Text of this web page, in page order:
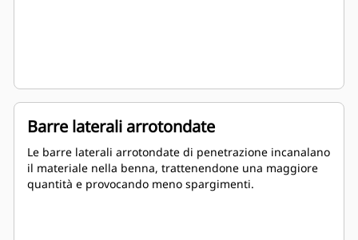
Barre laterali arrotondate
Le barre laterali arrotondate di penetrazione incanalano
il materiale nella benna, trattenendone una maggiore
quantità e provocando meno spargimenti.